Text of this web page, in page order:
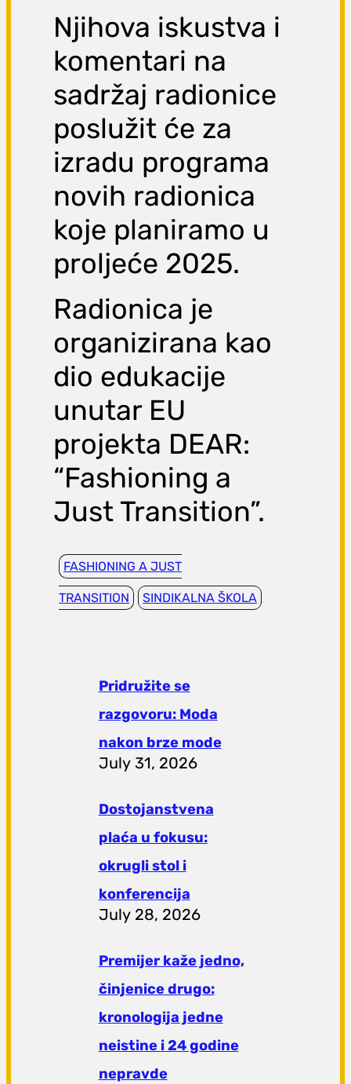
Njihova iskustva i
komentari na
sadržaj radionice
poslužit će za
izradu programa
novih radionica
koje planiramo u
proljeće 2025.
Radionica je
organizirana kao
dio edukacije
unutar EU
projekta DEAR:
“Fashioning a
Just Transition”.
FASHIONING A JUST
TRANSITION SINDIKALNA ŠKOLA
Pridružite se
razgovoru: Moda
nakon brze mode
July 31, 2026
Dostojanstvena
plaća u fokusu:
okrugli stol i
konferencija
July 28, 2026
Premijer kaže jedno,
činjenice drugo:
kronologija jedne
neistine i 24 godine
nepravde